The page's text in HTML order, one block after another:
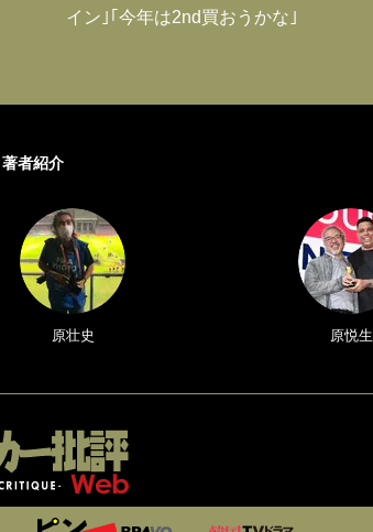
イン｣｢今年は2nd買おうかな｣
著者紹介
原壮史 原悦生